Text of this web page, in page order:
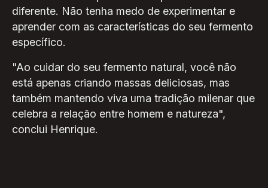
diferente. Não tenha medo de experimentar e
aprender com as características do seu fermento
específico.
"Ao cuidar do seu fermento natural, você não
está apenas criando massas deliciosas, mas
também mantendo viva uma tradição milenar que
celebra a relação entre homem e natureza",
conclui Henrique.